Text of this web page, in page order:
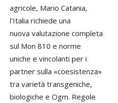
agricole, Mario Catania,
l'Italia richiede una
nuova valutazione completa
sul Mon 810 e norme
uniche e vincolanti per i
partner sulla «coesistenza»
tra varietà transgeniche,
biologiche e Ogm. Regole